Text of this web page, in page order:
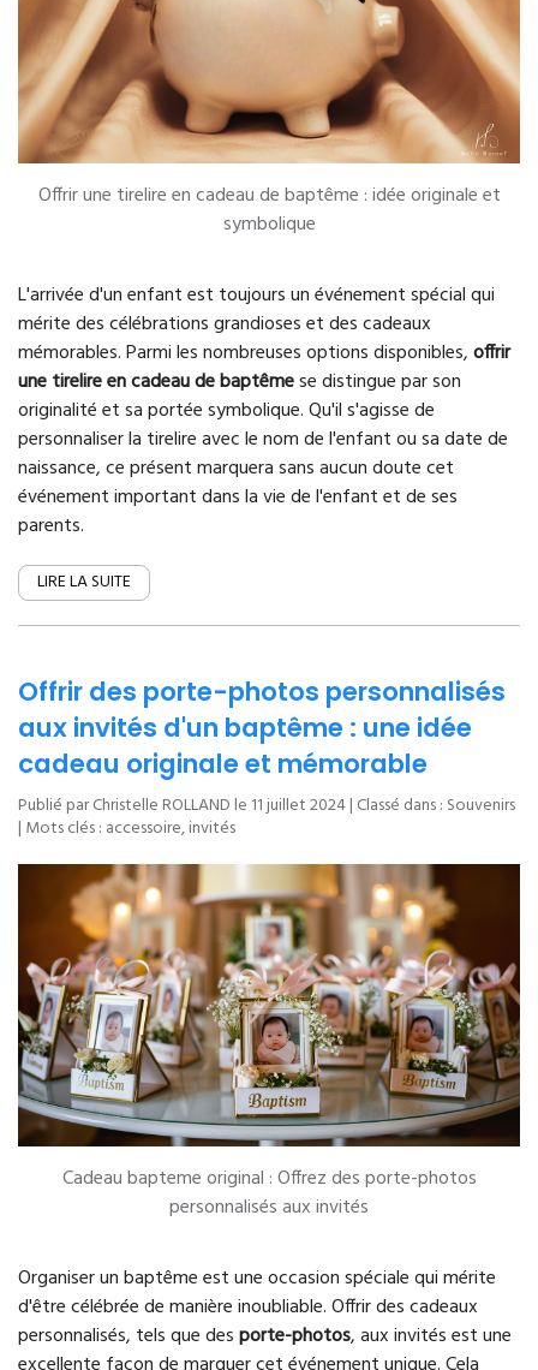
Offrir une tirelire en cadeau de baptême : idée originale et
symbolique
L'arrivée d'un enfant est toujours un événement spécial qui
mérite des célébrations grandioses et des cadeaux
mémorables. Parmi les nombreuses options disponibles,offrir
une tirelire en cadeau de baptêmese distingue par son
originalité et sa portée symbolique. Qu'il s'agisse de
personnaliser la tirelire avec le nom de l'enfant ou sa date de
naissance, ce présent marquera sans aucun doute cet
événement important dans la vie de l'enfant et de ses
parents.
LIRE LA SUITE
Offrir des porte-photos personnalisés
aux invités d'un baptême : une idée
cadeau originale et mémorable
Publié par Christelle ROLLAND le 11 juillet 2024| Classé dans : Souvenirs
| Mots clés : accessoire,invités
Cadeau bapteme original : Offrez des porte-photos
personnalisés aux invités
Organiser un baptême est une occasion spéciale qui mérite
d'être célébrée de manière inoubliable. Offrir des cadeaux
personnalisés, tels que desporte-photos, aux invités est une